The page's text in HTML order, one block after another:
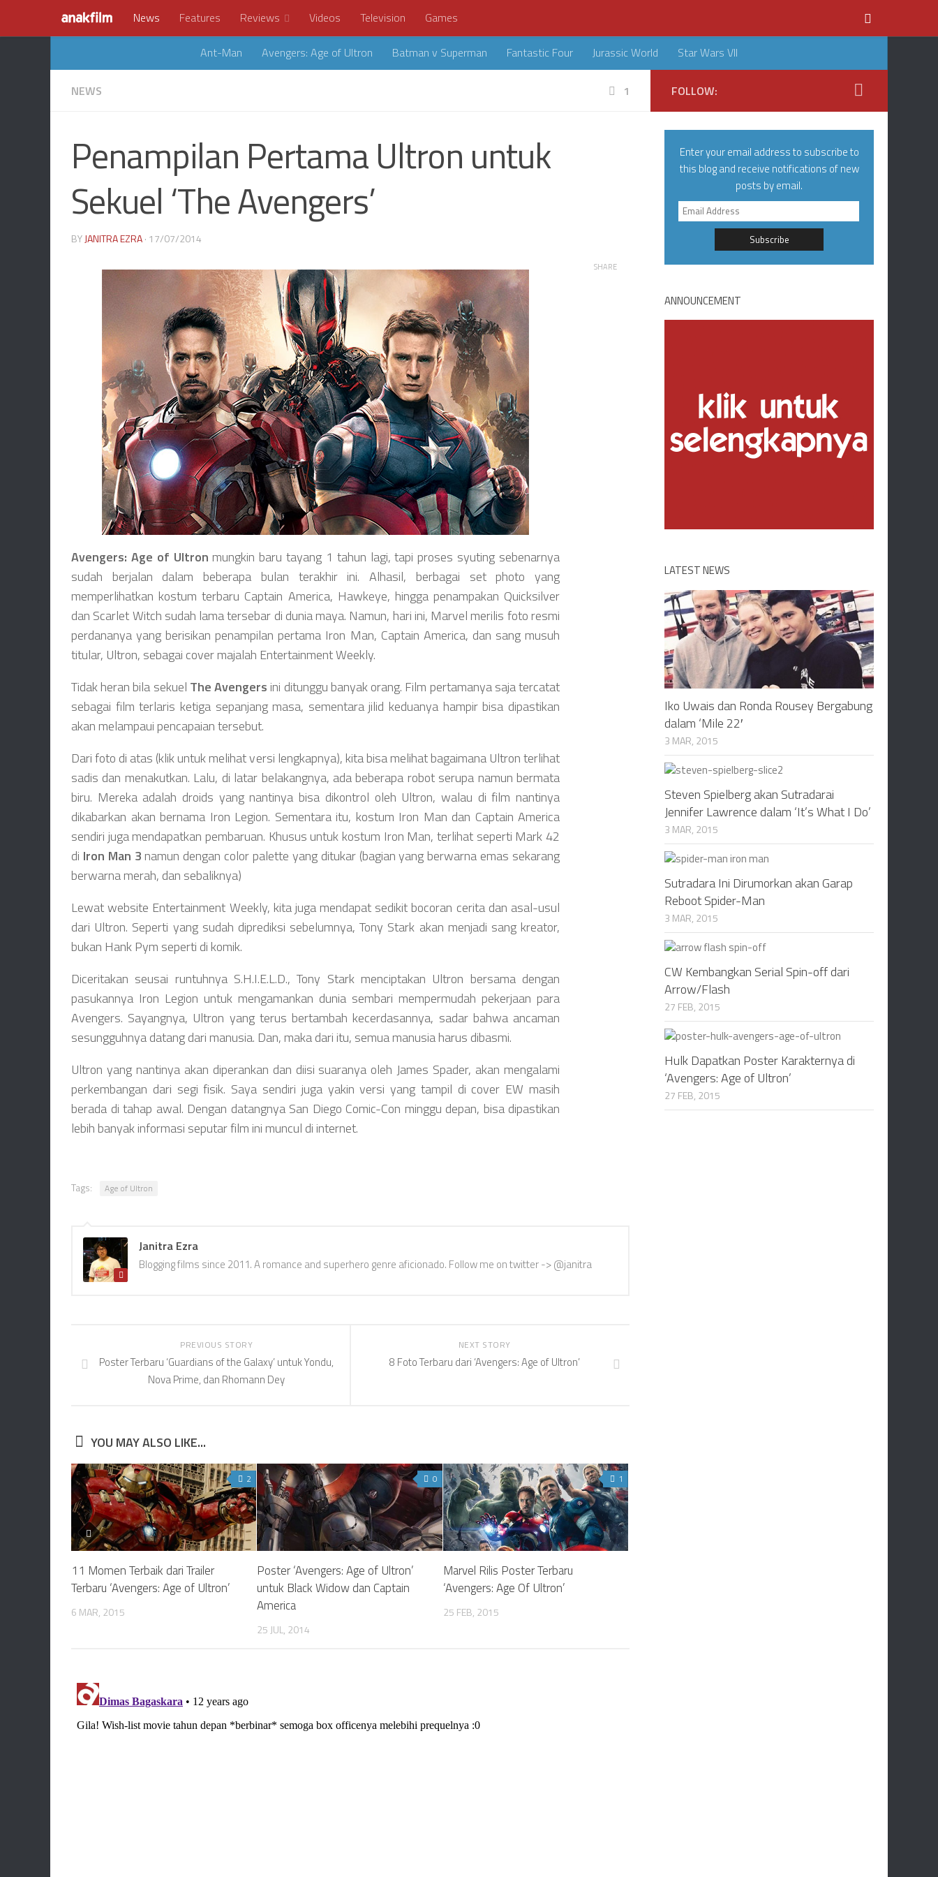
News Features Reviews Videos Television Games
Ant-Man Avengers: Age of Ultron Batman v Superman Fantastic Four Jurassic World Star Wars VII
NEWS 1
Penampilan Pertama Ultron untuk
Sekuel ‘The Avengers’
BYJANITRA EZRA· 17/07/2014
Avengers: Age of Ultron mungkin baru tayang 1 tahun lagi, tapi proses syuting sebenarnya
sudah berjalan dalam beberapa bulan terakhir ini. Alhasil, berbagai set photo yang
memperlihatkan kostum terbaru Captain America, Hawkeye, hingga penampakan Quicksilver
dan Scarlet Witch sudah lama tersebar di dunia maya. Namun, hari ini, Marvel merilis foto resmi
perdananya yang berisikan penampilan pertama Iron Man, Captain America, dan sang musuh
titular, Ultron, sebagai cover majalah Entertainment Weekly.
Tidak heran bila sekuel The Avengers ini ditunggu banyak orang. Film pertamanya saja tercatat
sebagai film terlaris ketiga sepanjang masa, sementara jilid keduanya hampir bisa dipastikan
akan melampaui pencapaian tersebut.
Dari foto di atas (klik untuk melihat versi lengkapnya), kita bisa melihat bagaimana Ultron terlihat
sadis dan menakutkan. Lalu, di latar belakangnya, ada beberapa robot serupa namun bermata
biru. Mereka adalah droids yang nantinya bisa dikontrol oleh Ultron, walau di film nantinya
dikabarkan akan bernama Iron Legion. Sementara itu, kostum Iron Man dan Captain America
sendiri juga mendapatkan pembaruan. Khusus untuk kostum Iron Man, terlihat seperti Mark 42
di Iron Man 3 namun dengan color palette yang ditukar (bagian yang berwarna emas sekarang
berwarna merah, dan sebaliknya)
Lewat website Entertainment Weekly, kita juga mendapat sedikit bocoran cerita dan asal-usul
dari Ultron. Seperti yang sudah diprediksi sebelumnya, Tony Stark akan menjadi sang kreator,
bukan Hank Pym seperti di komik.
Diceritakan seusai runtuhnya S.H.I.E.L.D., Tony Stark menciptakan Ultron bersama dengan
pasukannya Iron Legion untuk mengamankan dunia sembari mempermudah pekerjaan para
Avengers. Sayangnya, Ultron yang terus bertambah kecerdasannya, sadar bahwa ancaman
sesungguhnya datang dari manusia. Dan, maka dari itu, semua manusia harus dibasmi.
Ultron yang nantinya akan diperankan dan diisi suaranya oleh James Spader, akan mengalami
perkembangan dari segi fisik. Saya sendiri juga yakin versi yang tampil di cover EW masih
berada di tahap awal. Dengan datangnya San Diego Comic-Con minggu depan, bisa dipastikan
lebih banyak informasi seputar film ini muncul di internet.
SHARE
Tags: Age of Ultron
Janitra Ezra
Blogging films since 2011. A romance and superhero genre aficionado. Follow me on twitter -> @janitra
NEXT STORY
8 Foto Terbaru dari ‘Avengers: Age of Ultron’
PREVIOUS STORY
Poster Terbaru ‘Guardians of the Galaxy’ untuk Yondu,
Nova Prime, dan Rhomann Dey
YOU MAY ALSO LIKE...
2
11 Momen Terbaik dari Trailer
Terbaru ‘Avengers: Age of Ultron’
6 MAR, 2015
0
Poster ‘Avengers: Age of Ultron’
untuk Black Widow dan Captain
America
25 JUL, 2014
1
Marvel Rilis Poster Terbaru
‘Avengers: Age Of Ultron’
25 FEB, 2015
FOLLOW:
Enter your email address to subscribe to
this blog and receive notifications of new
posts by email.
Email
Address
ANNOUNCEMENT
LATEST NEWS
Iko Uwais dan Ronda Rousey Bergabung
dalam ‘Mile 22′
3 MAR, 2015
Steven Spielberg akan Sutradarai
Jennifer Lawrence dalam ‘It’s What I Do’
3 MAR, 2015
Sutradara Ini Dirumorkan akan Garap
Reboot Spider-Man
3 MAR, 2015
CW Kembangkan Serial Spin-off dari
Arrow/Flash
27 FEB, 2015
Hulk Dapatkan Poster Karakternya di
‘Avengers: Age of Ultron’
27 FEB, 2015